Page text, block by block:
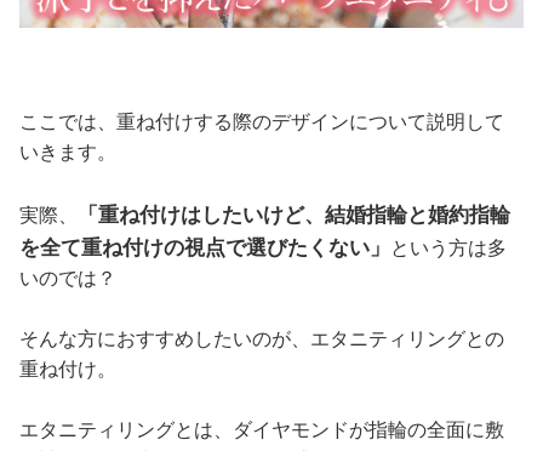
ここでは、重ね付けする際のデザインについて説明して
いきます。
実際、
「重ね付けはしたいけど、結婚指輪と婚約指輪
を全て重ね付けの視点で選びたくない」 という方は多
いのでは？
そんな方におすすめしたいのが、エタニティリングとの
重ね付け。
エタニティリングとは、ダイヤモンドが指輪の全面に敷